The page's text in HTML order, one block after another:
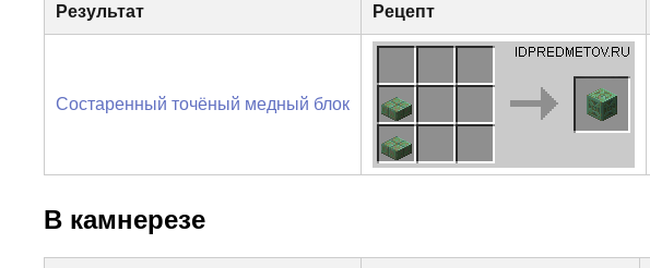
Результат Рецепт
Состаренный точёный медный блок
В камнерезе